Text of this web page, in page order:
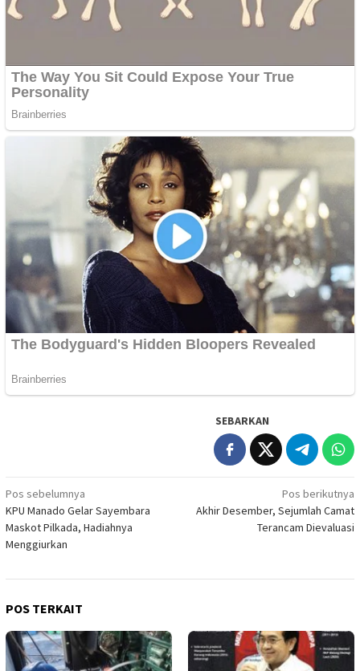
SEBARKAN
Navigasi
pos
Pos sebelumnya
KPU Manado Gelar Sayembara
Maskot Pilkada, Hadiahnya
Menggiurkan
Pos berikutnya
Akhir Desember, Sejumlah Camat
Terancam Dievaluasi
POS TERKAIT